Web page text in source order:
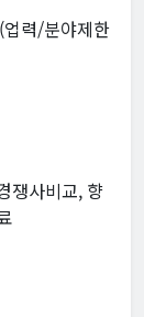
력/분야제한
쟁사비교, 향